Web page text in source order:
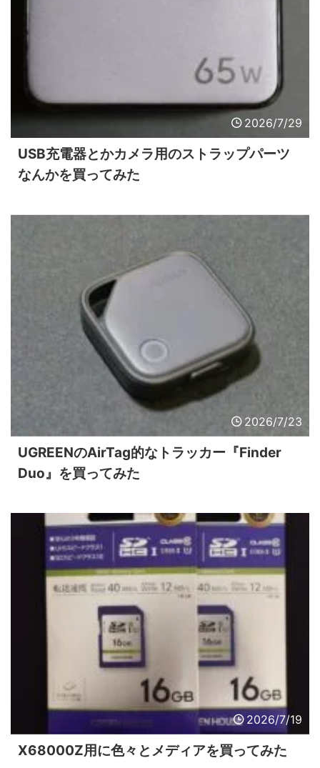
2026/7/29
USB充電器とかカメラ用のストラップパーツ
なんかを買ってみた
2026/7/23
UGREENのAirTag的なトラッカー『Finder
Duo』を買ってみた
2026/7/19
X68000Z用に色々とメディアを買ってみた